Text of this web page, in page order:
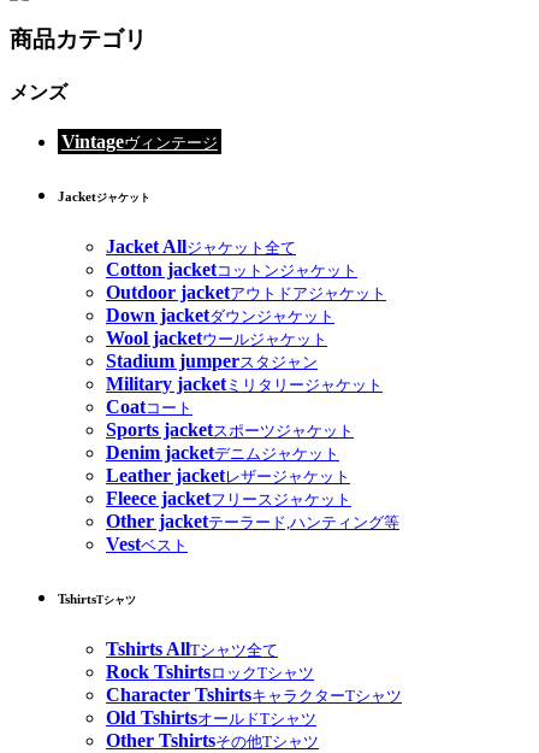
商品カテゴリ
メンズ
Vintageヴィンテージ
Jacketジャケット
Jacket Allジャケット全て
Cotton jacketコットンジャケット
Outdoor jacketアウトドアジャケット
Down jacketダウンジャケット
Wool jacketウールジャケット
Stadium jumperスタジャン
Military jacketミリタリージャケット
Coatコート
Sports jacketスポーツジャケット
Denim jacketデニムジャケット
Leather jacketレザージャケット
Fleece jacketフリースジャケット
Other jacketテーラード,ハンティング等
Vestベスト
TshirtsTシャツ
Tshirts AllTシャツ全て
Rock TshirtsロックTシャツ
Character TshirtsキャラクターTシャツ
Old TshirtsオールドTシャツ
Other Tshirtsその他Tシャツ